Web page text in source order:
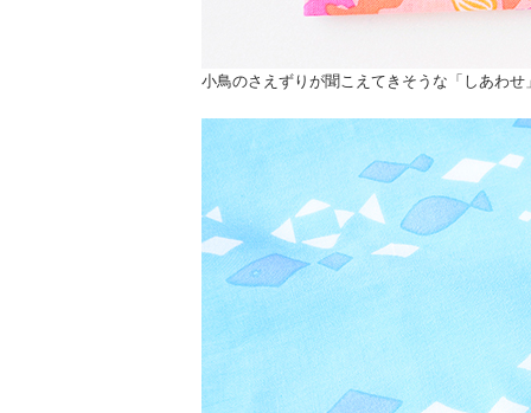
小鳥のさえずりが聞こえてきそうな「しあわせ